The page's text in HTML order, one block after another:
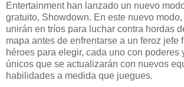
Entertainment han lanzado un nuevo
gratuito, Showdown. En este nuevo
unirán en tríos para luchar contra hordas
mapa antes de enfrentarse a un feroz jefe
héroes para elegir, cada uno con poderes
únicos que se actualizarán con nuevos
habilidades a medida que juegues.